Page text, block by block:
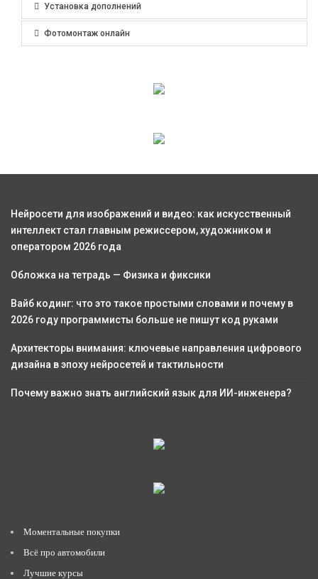
Установка дополнений
Фотомонтаж онлайн
Нейросети для изображений и видео: как искусственный
интеллект стал главным режиссером, художником и
оператором 2026 года
Обложка на тетрадь — Физика и фиксики
Вайб кодинг: что это такое простыми словами и почему в
2026 году программисты больше не пишут код руками
Архитекторы внимания: ключевые направления цифрового
дизайна в эпоху нейросетей и тактильности
Почему важно знать английский язык для ИИ-инженера?
Моментальные покупки
Всё про автомобили
Лучшие курсы